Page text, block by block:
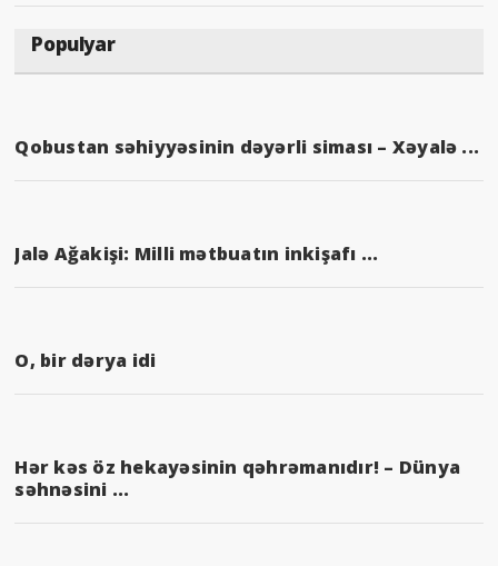
Populyar
Qobustan səhiyyəsinin dəyərli siması – Xəyalə ...
Jalə Ağakişi: Milli mətbuatın inkişafı ...
O, bir dərya idi
Hər kəs öz hekayəsinin qəhrəmanıdır! – Dünya
səhnəsini ...